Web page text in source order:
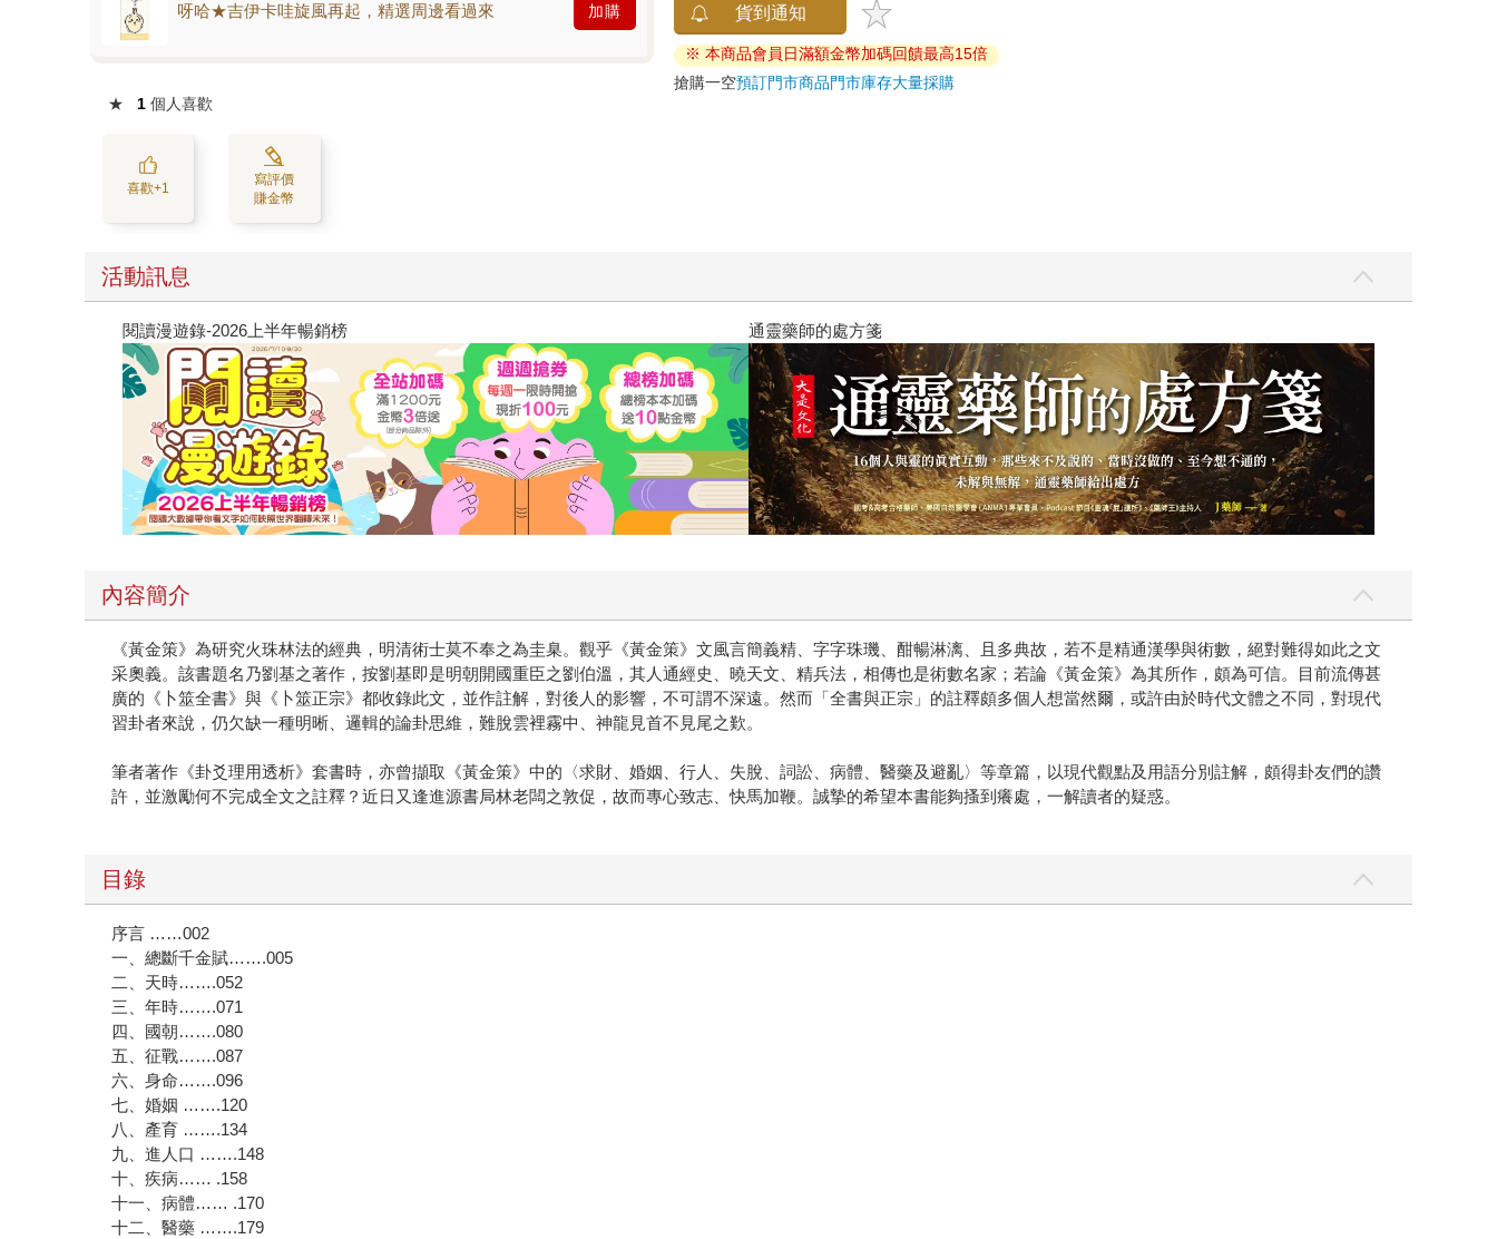
呀哈★吉伊卡哇旋風再起，精選周邊看過來 加購
★ 1 個人喜歡
喜歡+1
寫評價
賺金幣
貨到通知
※ 本商品會員日滿額金幣加碼回饋最高15倍
搶購一空預訂門市商品門市庫存大量採購
活動訊息
閱讀漫遊錄-2026上半年暢銷榜 通靈藥師的處方箋
內容簡介
《黃金策》為研究火珠林法的經典，明清術士莫不奉之為圭臬。觀乎《黃金策》文風言簡義精、字字珠璣、酣暢淋漓、且多典故，若不是精通漢學與術數，絕對難得如此之文
采奧義。該書題名乃劉基之著作，按劉基即是明朝開國重臣之劉伯溫，其人通經史、曉天文、精兵法，相傳也是術數名家；若論《黃金策》為其所作，頗為可信。目前流傳甚
廣的《卜筮全書》與《卜筮正宗》都收錄此文，並作註解，對後人的影響，不可謂不深遠。然而「全書與正宗」的註釋頗多個人想當然爾，或許由於時代文體之不同，對現代
習卦者來說，仍欠缺一種明晰、邏輯的論卦思維，難脫雲裡霧中、神龍見首不見尾之歎。
筆者著作《卦爻理用透析》套書時，亦曾擷取《黃金策》中的〈求財、婚姻、行人、失脫、詞訟、病體、醫藥及避亂〉等章篇，以現代觀點及用語分別註解，頗得卦友們的讚
許，並激勵何不完成全文之註釋？近日又逢進源書局林老闆之敦促，故而專心致志、快馬加鞭。誠摯的希望本書能夠搔到癢處，一解讀者的疑惑。
目錄
序言 ……002
一、總斷千金賦…….005
二、天時…….052
三、年時…….071
四、國朝…….080
五、征戰…….087
六、身命…….096
七、婚姻 …….120
八、產育 …….134
九、進人口 …….148
十、疾病…… .158
十一、病體…… .170
十二、醫藥 …….179